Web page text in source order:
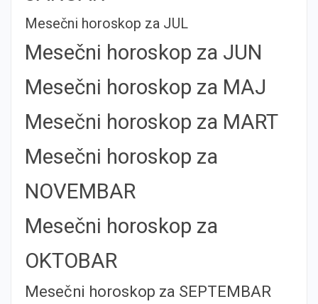
Mesečni horoskop za JUL
Mesečni horoskop za JUN
Mesečni horoskop za MAJ
Mesečni horoskop za MART
Mesečni horoskop za
NOVEMBAR
Mesečni horoskop za
OKTOBAR
Mesečni horoskop za SEPTEMBAR